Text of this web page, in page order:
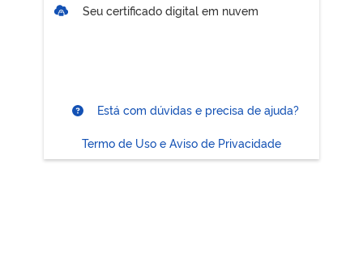
Seu certificado digital em nuvem
Está com dúvidas e precisa de ajuda?
Termo de Uso e Aviso de Privacidade